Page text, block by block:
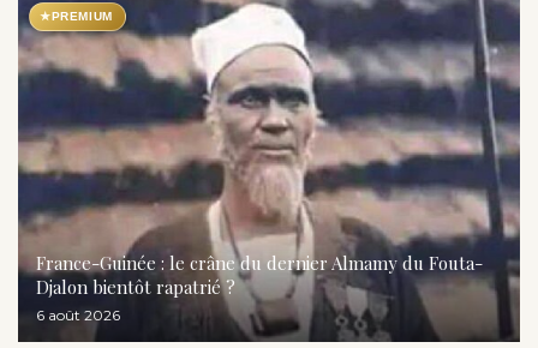
★ PREMIUM
France-Guinée : le crâne du dernier Almamy du Fouta-
Djalon bientôt rapatrié ?
6 août 2026